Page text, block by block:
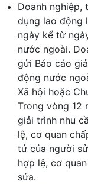
Doanh nghiệp,
dụng lao động
ngày kể từ
nước ngoài.
gửi Báo cáo
động nước
Xã hội hoặc
Trong vòng 12
giải trình nhu
lệ, cơ quan
tử của người
hợp lệ, cơ
sửa.